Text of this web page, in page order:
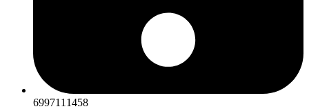
6997111458